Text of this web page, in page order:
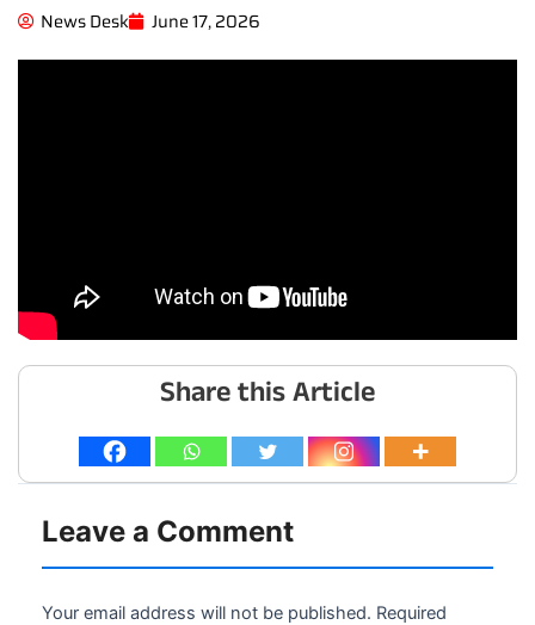
News Desk June 17, 2026
Share this Article
Leave a Comment
Your email address will not be published. Required